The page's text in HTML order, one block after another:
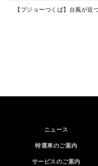
【プジョーつくば】台風が近
ニュース
特選車のご案内
サービスのご案内